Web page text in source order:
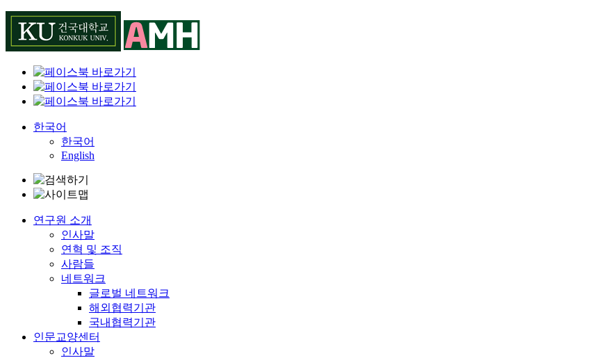
Skip
content
한국어
한국어
English
연구원 소개
인사말
연혁 및 조직
사람들
네트워크
글로벌 네트워크
해외협력기관
국내협력기관
인문교양센터
인사말